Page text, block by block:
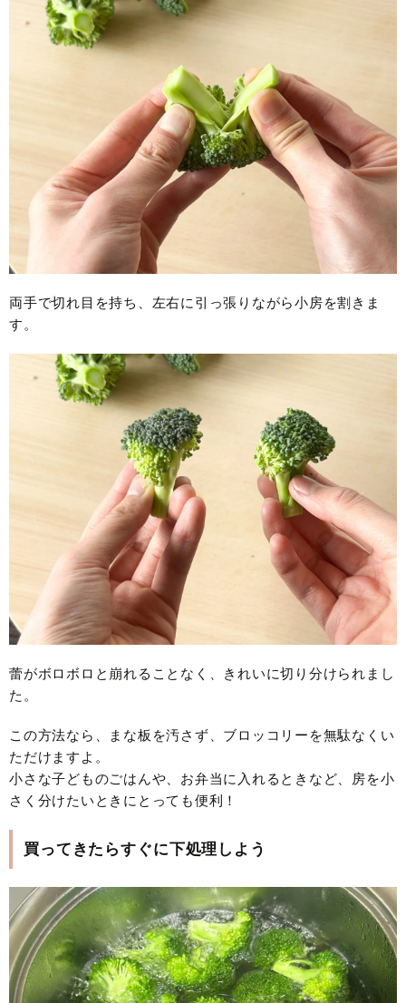
両手で切れ目を持ち、左右に引っ張りながら小房を割きま
す。
蕾がボロボロと崩れることなく、きれいに切り分けられまし
た。
この方法なら、まな板を汚さず、ブロッコリーを無駄なくい
ただけますよ。
小さな子どものごはんや、お弁当に入れるときなど、房を小
さく分けたいときにとっても便利！
買ってきたらすぐに下処理しよう